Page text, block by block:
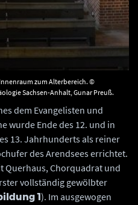
zum Alterbereich. ©
Sachsen-Anhalt, Gunar Preuß.
dem Evangelisten und
wurde Ende des 12. und in
13. Jahrhunderts als reiner
des Arendsees errichtet.
Querhaus, Chorquadrat und
vollständig gewölbter
1). Im ausgewogen